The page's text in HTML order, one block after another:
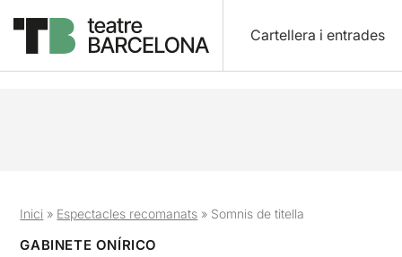
Cartellera i entrades
Inici » Espectacles recomanats » Somnis de titella
GABINETE ONÍRICO